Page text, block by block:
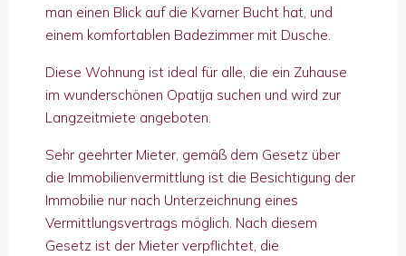
man einen Blick auf die Kvarner Bucht hat, und
einem komfortablen Badezimmer mit Dusche.
Diese Wohnung ist ideal für alle, die ein Zuhause
im wunderschönen Opatija suchen und wird zur
Langzeitmiete angeboten.
Sehr geehrter Mieter, gemäß dem Gesetz über
die Immobilienvermittlung ist die Besichtigung der
Immobilie nur nach Unterzeichnung eines
Vermittlungsvertrags möglich. Nach diesem
Gesetz ist der Mieter verpflichtet, die